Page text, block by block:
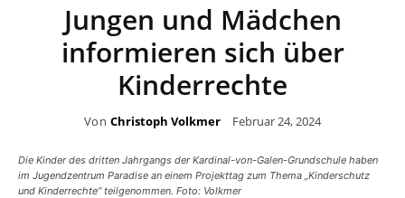
Jungen und Mädchen
informieren sich über
Kinderrechte
Von Christoph Volkmer Februar 24, 2024
Die Kinder des dritten Jahrgangs der Kardinal-von-Galen-Grundschule haben
im Jugendzentrum Paradise an einem Projekttag zum Thema „Kinderschutz
und Kinderrechte“ teilgenommen. Foto: Volkmer